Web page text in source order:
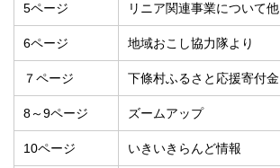
5ページ リニア関連事業について他
6ページ 地域おこし協力隊より
７ページ 下條村ふるさと応援寄付金
8～9ページ ズームアップ
10ページ いきいきらんど情報